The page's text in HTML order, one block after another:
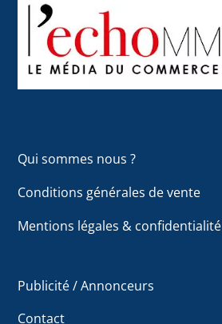
To
Top
Qui sommes nous ?
Conditions générales de vente
Mentions légales & confidentialité
Publicité / Annonceurs
Contact